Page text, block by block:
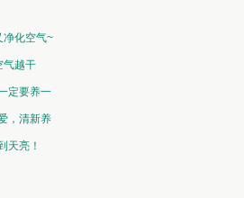
净化空气~
气越干
定要养一
，清新养
天亮！